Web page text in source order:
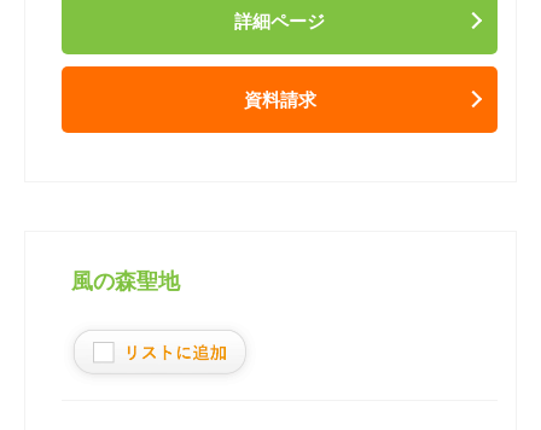
詳細ページ
資料請求
風の森聖地